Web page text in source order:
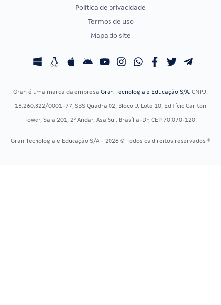
CONCURSOS POR PROFISSÃO
Concursos Fiscais
Residência Multiprofissional
EXAME DE ORDEM
Calendário OAB
Política de privacidade
Termos de uso
Mapa do site
Gran é uma marca da empresa Gran Tecnologia e Educação S/A, CNPJ:
18.260.822/0001-77, SBS Quadra 02, Bloco J, Lote 10, Edifício Carlton
Tower, Sala 201, 2º Andar, Asa Sul, Brasília-DF, CEP 70.070-120.
Gran Tecnologia e Educação S/A - 2026 © Todos os direitos reservados ®